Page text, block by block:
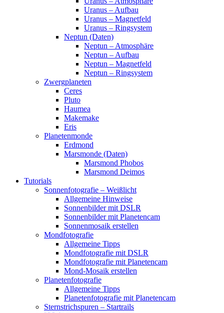
Uranus – Aufbau
Uranus – Magnetfeld
Uranus – Ringsystem
Neptun (Daten)
Neptun – Atmosphäre
Neptun – Aufbau
Neptun – Magnetfeld
Neptun – Ringsystem
Zwergplaneten
Ceres
Pluto
Haumea
Makemake
Eris
Planetenmonde
Erdmond
Marsmonde (Daten)
Marsmond Phobos
Marsmond Deimos
Tutorials
Sonnenfotografie – Weißlicht
Allgemeine Hinweise
Sonnenbilder mit DSLR
Sonnenbilder mit Planetencam
Sonnenmosaik erstellen
Mondfotografie
Allgemeine Tipps
Mondfotografie mit DSLR
Mondfotografie mit Planetencam
Mond-Mosaik erstellen
Planetenfotografie
Allgemeine Tipps
Planetenfotografie mit Planetencam
Sternstrichspuren – Startrails